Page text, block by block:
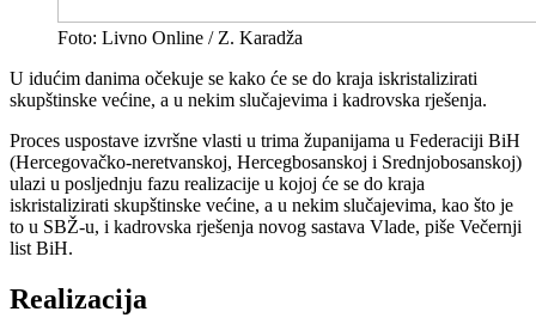
Foto: Livno Online / Z. Karadža
U idućim danima očekuje se kako će se do kraja iskristalizirati
skupštinske većine, a u nekim slučajevima i kadrovska rješenja.
Proces uspostave izvršne vlasti u trima županijama u Federaciji BiH
(Hercegovačko-neretvanskoj, Hercegbosanskoj i Srednjobosanskoj)
ulazi u posljednju fazu realizacije u kojoj će se do kraja
iskristalizirati skupštinske većine, a u nekim slučajevima, kao što je
to u SBŽ-u, i kadrovska rješenja novog sastava Vlade, piše Večernji
list BiH.
Realizacija